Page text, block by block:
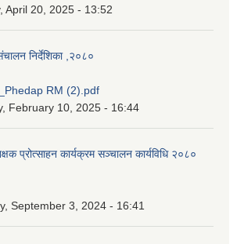
April 20, 2025 - 13:52
निर्देशिका ,२०८०
RM (2).pdf
February 10, 2025 - 16:44
प्रोत्साहन कार्यक्रम सञ्चालन कार्यविधि २०८०
September 3, 2024 - 16:41